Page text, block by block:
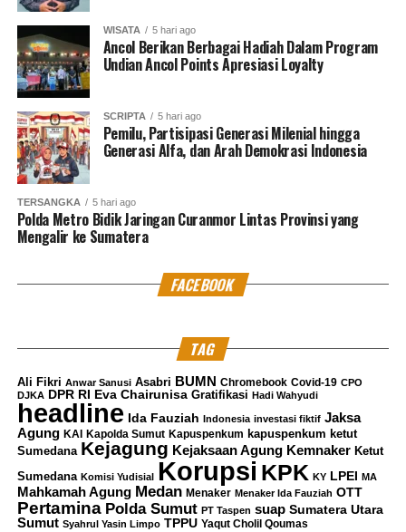
Kritik saran kami terima untuk pengembangan
konten kami. Jangan lupa subscribe dan like di
Channel YouTube, Instagram dan Tik Tok.
RELATED TOPICS: ASCET INDONESIA
KORUPSI TOL MBZ
KSO WASKITA ACSET
MBZ WASKITA WASKITA ACSET
Bos Bara Jaya Utama Hendarto Divonis 8 Tahun
DON'T MISS
Redaksi Pantausidang
WISATA 5 hari ago
Ancol Berikan Berbagai Hadiah Dalam Program
Undian Ancol Points Apresiasi Loyalty
SCRIPTA 5 hari ago
Pemilu, Partisipasi Generasi Milenial hingga
Generasi Alfa, dan Arah Demokrasi Indonesia
TERSANGKA 5 hari ago
Polda Metro Bidik Jaringan Curanmor Lintas Provinsi yang
Mengalir ke Sumatera
FACEBOOK
TAG
Ali Fikri Anwar Sanusi Asabri BUMN Chromebook Covid-19 CPO
DJKA
DPR RI Eva Chairunisa Gratifikasi Hadi Wahyudi
headline Ida Fauziah Indonesia investasi fiktif Jaksa
Agung KAI Kapolda Sumut Kapuspenkum kapuspenkum ketut
Sumedana Kejagung Kejaksaan Agung Kemnaker Ketut
Sumedana Komisi Yudisial Korupsi KPK KY LPEI MA
Mahkamah Agung Medan Menaker Menaker Ida Fauziah OTT
Pertamina Polda Sumut PT Taspen suap Sumatera Utara
Sumut Syahrul Yasin Limpo TPPU Yaqut Cholil Qoumas